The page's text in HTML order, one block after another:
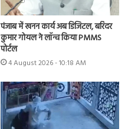
पंजाब में खनन कार्य अब डिजिटल, बरिंदर
कुमार गोयल ने लॉन्च किया PMMS
पोर्टल
4 August 2026 - 10:18 AM